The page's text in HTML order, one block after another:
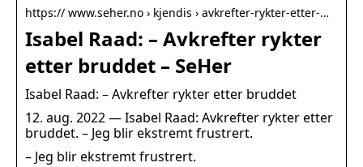
https:// www.seher.no › kjendis › avkrefter-rykter-etter-…
Isabel Raad: – Avkrefter rykter
etter bruddet – SeHer
Isabel Raad: – Avkrefter rykter etter bruddet
12. aug. 2022 — Isabel Raad: Avkrefter rykter etter
bruddet. – Jeg blir ekstremt frustrert.
– Jeg blir ekstremt frustrert.